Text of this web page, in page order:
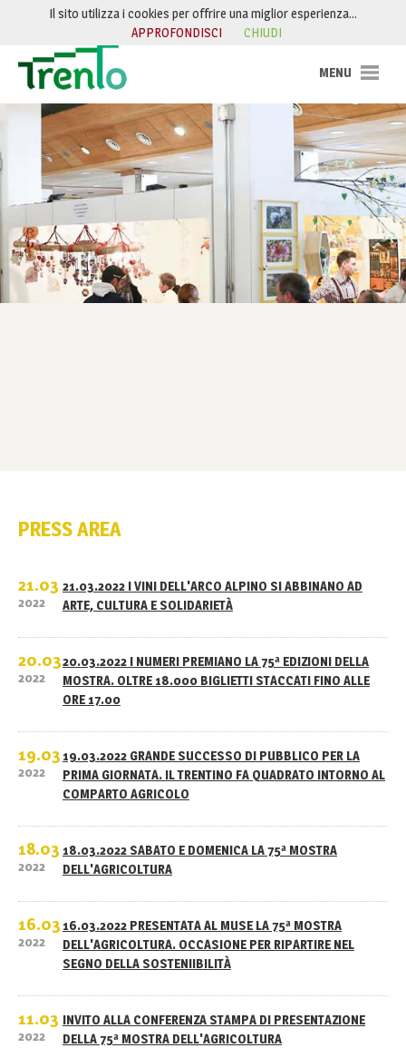
Salta al contenuto
PRESS AREA
21.03
2022
21.03.2022 I VINI DELL'ARCO ALPINO SI ABBINANO AD
ARTE, CULTURA E SOLIDARIETÀ
20.03
2022
20.03.2022 I NUMERI PREMIANO LA 75ª EDIZIONI DELLA
MOSTRA. OLTRE 18.000 BIGLIETTI STACCATI FINO ALLE
ORE 17.00
19.03
2022
19.03.2022 GRANDE SUCCESSO DI PUBBLICO PER LA
PRIMA GIORNATA. IL TRENTINO FA QUADRATO INTORNO AL
COMPARTO AGRICOLO
18.03
2022
18.03.2022 SABATO E DOMENICA LA 75ª MOSTRA
DELL'AGRICOLTURA
16.03
2022
16.03.2022 PRESENTATA AL MUSE LA 75ª MOSTRA
DELL'AGRICOLTURA. OCCASIONE PER RIPARTIRE NEL
SEGNO DELLA SOSTENIIBILITÀ
11.03
2022
INVITO ALLA CONFERENZA STAMPA DI PRESENTAZIONE
DELLA 75ª MOSTRA DELL'AGRICOLTURA
Il sito utilizza i cookies per offrire una miglior esperienza…
APPROFONDISCI
CHIUDI